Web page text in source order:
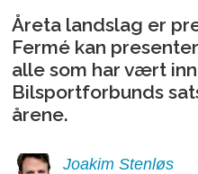
Åreta landslag er
Fermé kan
alle som har vært
Bilsportforbunds
årene.
Joakim Stenløs